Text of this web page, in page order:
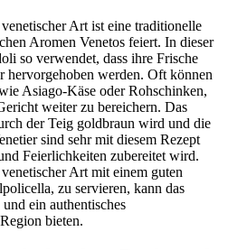
Art ist eine traditionelle
Aromen Venetos feiert. In dieser
so verwendet, dass ihre Frische
hervorgehoben werden. Oft können
Asiago-Käse oder Rohschinken,
weiter zu bereichern. Das
der Teig goldbraun wird und die
sind sehr mit diesem Rezept
Feierlichkeiten zubereitet wird.
Art mit einem guten
zu servieren, kann das
ein authentisches
bieten.